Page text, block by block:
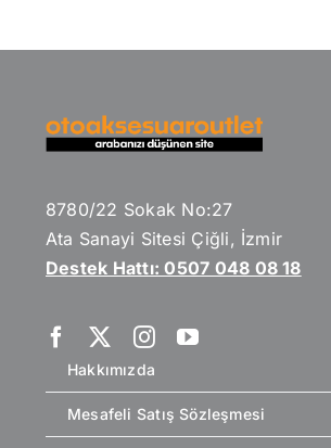
8780/22 Sokak No:27
Ata Sanayi Sitesi Çiğli, İzmir
Destek Hattı: 0507 048 08 18
Hakkımızda
Mesafeli Satış Sözleşmesi